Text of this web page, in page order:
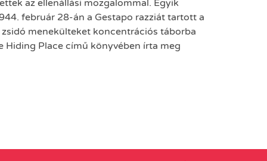
az ellenállási mozgalommal. Egyik
február 28-án a Gestapo razziát tartott a
menekülteket koncentrációs táborba
Hiding Place című könyvében írta meg